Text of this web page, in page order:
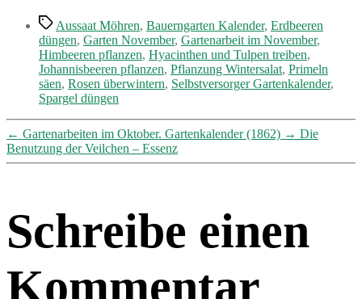
Schlagwörter
Aussaat Möhren, Bauerngarten Kalender, Erdbeeren
düngen, Garten November, Gartenarbeit im November,
Himbeeren pflanzen, Hyacinthen und Tulpen treiben,
Johannisbeeren pflanzen, Pflanzung Wintersalat, Primeln
säen, Rosen überwintern, Selbstversorger Gartenkalender,
Spargel düngen
← Gartenarbeiten im Oktober. Gartenkalender (1862) → Die
Benutzung der Veilchen – Essenz
Schreibe einen
Kommentar